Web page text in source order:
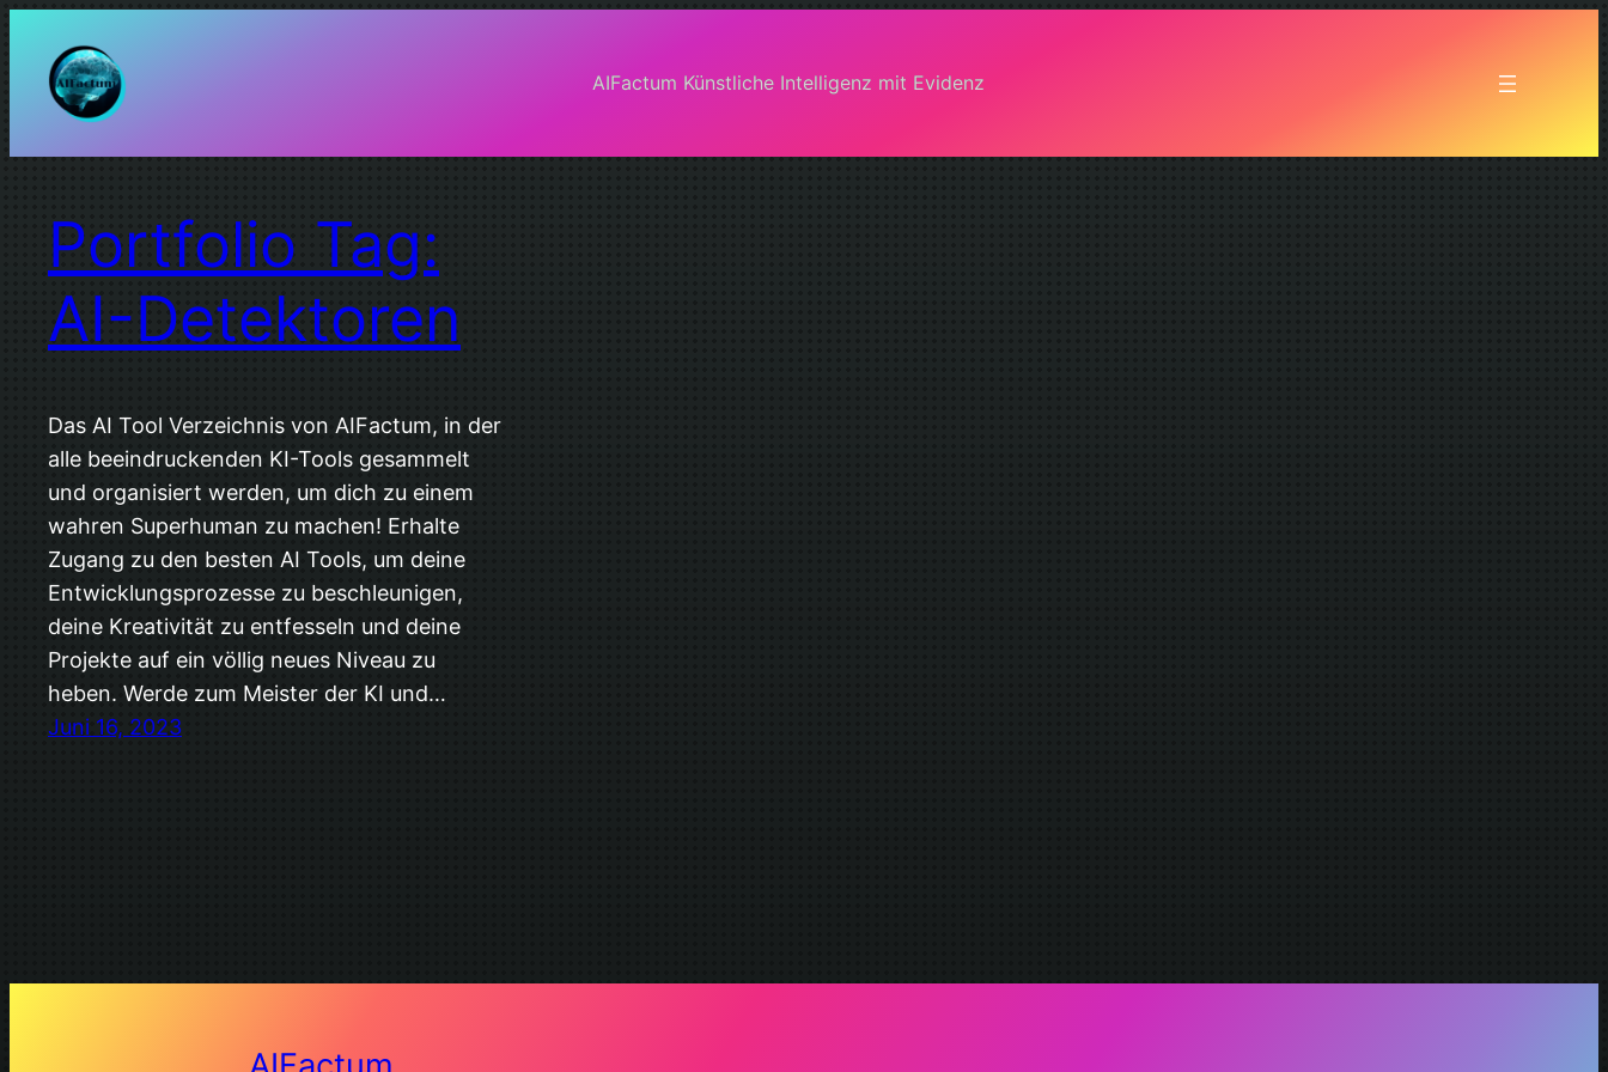
Inhalt
springen
AIFactum Künstliche Intelligenz mit Evidenz
Portfolio Tag:
AI-Detektoren
Das AI Tool Verzeichnis von AIFactum, in der
alle beeindruckenden KI-Tools gesammelt
und organisiert werden, um dich zu einem
wahren Superhuman zu machen! Erhalte
Zugang zu den besten AI Tools, um deine
Entwicklungsprozesse zu beschleunigen,
deine Kreativität zu entfesseln und deine
Projekte auf ein völlig neues Niveau zu
heben. Werde zum Meister der KI und…
Juni 16, 2023